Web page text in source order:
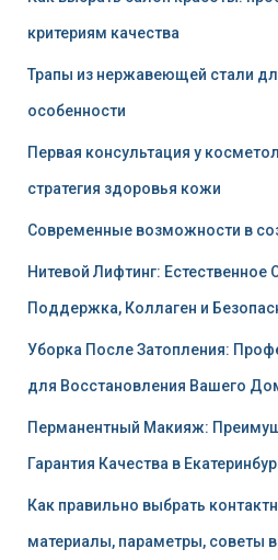
критериям качества
Трапы из нержавеющей стали
особенности
Первая консультация у
стратегия здоровья кожи
Современные возможности в
Нитевой Лифтинг:
Поддержка, Коллаген и
Уборка После Затопления:
для Восстановления Вашего
Перманентный Макияж:
Гарантия Качества в
Как правильно выбрать
материалы, параметры, советы